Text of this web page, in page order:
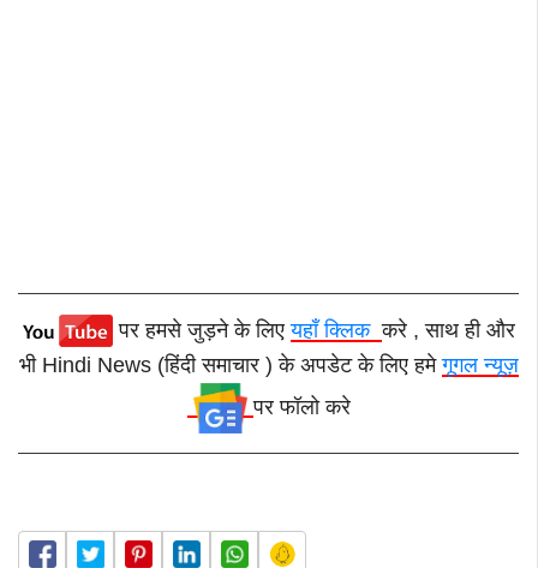
पर हमसे जुड़ने के लिएयहाँ क्लिककरे , साथ ही और
भी Hindi News (हिंदी समाचार ) के अपडेट के लिए हमेगूगल न्यूज़
पर फॉलो करे